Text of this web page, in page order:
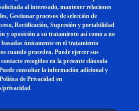
al interesado, mantener relaciones
Gestionar procesos de selección de
Rectificación, Supresión y portabilidad
y oposición a su tratamiento así como a no
basadas únicamente en el tratamiento
cuando proceden. Puede ejercer sus
recogidos en la presente cláusula
consultar la información adicional y
de Privacidad en
privacidad